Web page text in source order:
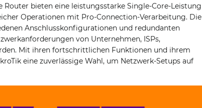
bieten eine leistungsstarke Single-Core-Leistung
Operationen mit Pro-Connection-Verarbeitung. Die
Anschlusskonfigurationen und redundanten
von Unternehmen, ISPs,
Mit ihren fortschrittlichen Funktionen und ihrem
eine zuverlässige Wahl, um Netzwerk-Setups auf